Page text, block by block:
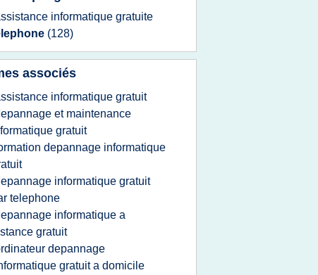
informatique gratuite
(128)
associés
informatique gratuit
et maintenance
gratuit
depannage informatique
informatique gratuit
telephone
informatique a
gratuit
depannage
gratuit a domicile